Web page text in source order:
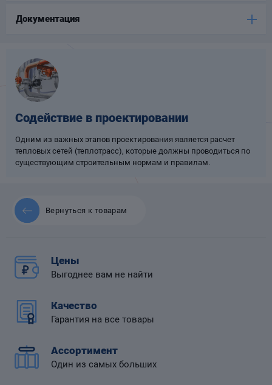
Документация
Содействие в проектировании
Одним из важных этапов проектирования является расчет
тепловых сетей (теплотрасс), которые должны проводиться по
существующим строительным нормам и правилам.
Вернуться к товарам
Цены
Выгоднее вам не найти
Качество
Гарантия на все товары
Ассортимент
Один из самых больших
Компенсаторы